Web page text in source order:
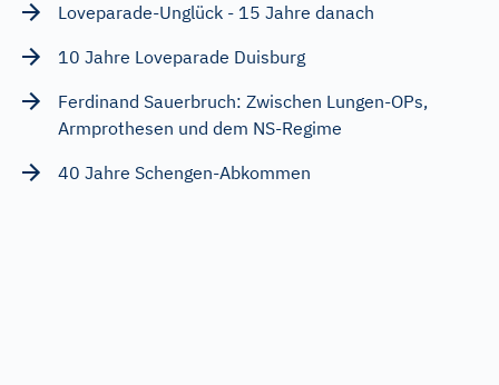
Loveparade-Unglück - 15 Jahre danach
10 Jahre Loveparade Duisburg
Ferdinand Sauerbruch: Zwischen Lungen-OPs,
Armprothesen und dem NS-Regime
40 Jahre Schengen-Abkommen